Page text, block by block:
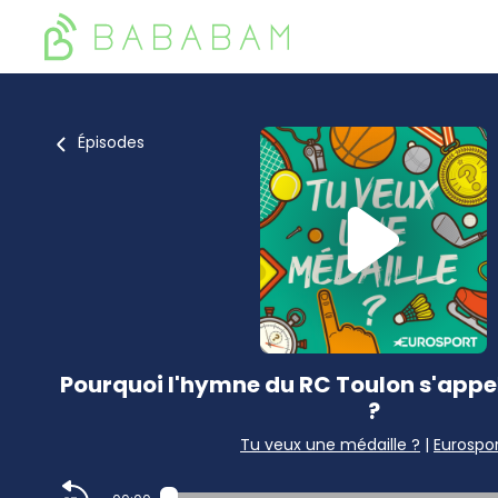
Épisodes
Pourquoi l'hymne du RC Toulon
?
Tu veux une médaille ? |